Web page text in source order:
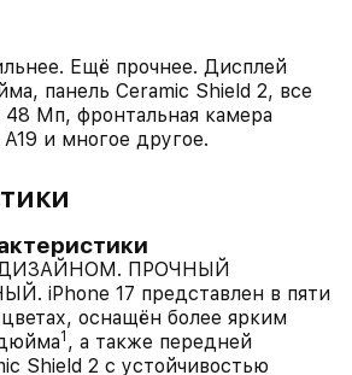
Ещё прочнее. Дисплей
панель Ceramic Shield 2, все
Мп, фронтальная камера
и многое другое.
ПРОЧНЫЙ
iPhone 17 представлен в пяти
оснащён более ярким
1 , а также передней
Shield 2 с устойчивостью